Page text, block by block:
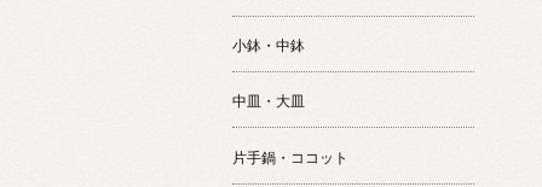
小鉢・中鉢
中皿・大皿
片手鍋・ココット